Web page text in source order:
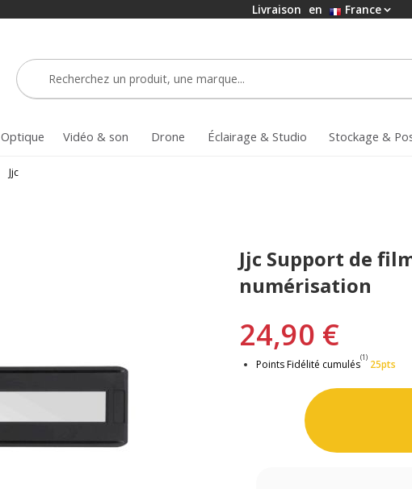
Livraison en France
Optique Vidéo & son Drone Éclairage & Studio Stockage &
Jjc
Jjc Support de
numérisation
24,90 €
Points Fidélité cumulés
(1)
25pts